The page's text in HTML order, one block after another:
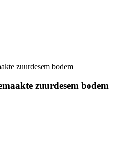
zuurdesem bodem